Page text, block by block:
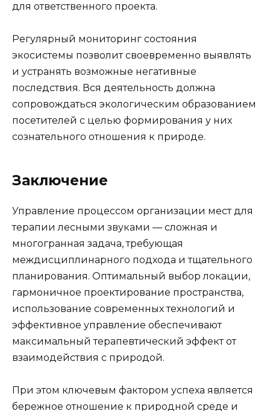
для ответственного проекта.
Регулярный мониторинг состояния
экосистемы позволит своевременно выявлять
и устранять возможные негативные
последствия. Вся деятельность должна
сопровождаться экологическим образованием
посетителей с целью формирования у них
сознательного отношения к природе.
Заключение
Управление процессом организации мест для
терапии лесными звуками — сложная и
многогранная задача, требующая
междисциплинарного подхода и тщательного
планирования. Оптимальный выбор локации,
гармоничное проектирование пространства,
использование современных технологий и
эффективное управление обеспечивают
максимальный терапевтический эффект от
взаимодействия с природой.
При этом ключевым фактором успеха является
бережное отношение к природной среде и